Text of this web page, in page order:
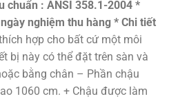
chuẩn : ANSI 358.1-2004 *
nghiệm thu hàng * Chi tiết
hợp cho bất cứ một môi
bị này có thể đặt trên sàn và
bằng chân – Phần chậu
1060 cm. + Chậu được làm